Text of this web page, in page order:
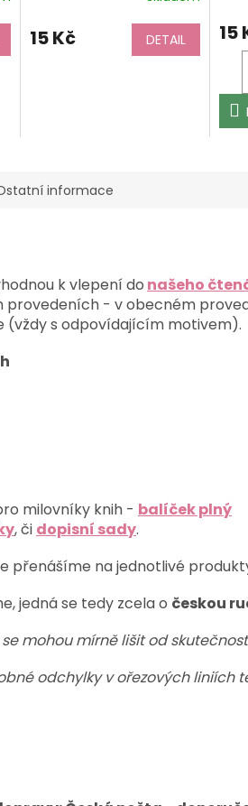
15 Kč DETAIL 15
informace
k vlepení do našeho
provedeních - v obecném
(vždy s odpovídajícím motivem).
milovníky knih - balíček plný
, či dopisní sady.
přenášíme na jednotlivé
jedná se tedy zcela o českou
mohou mírně lišit od
odchylky v ořezových liniích